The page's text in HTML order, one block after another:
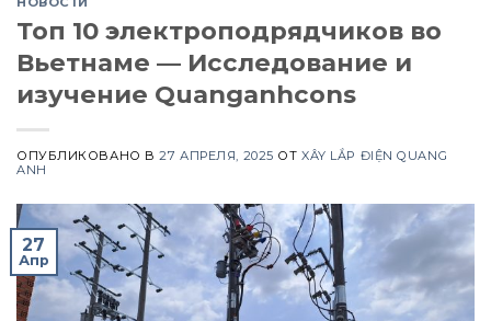
Топ 10 электроподрядчиков во
Вьетнаме — Исследование и
изучение Quanganhcons
ОПУБЛИКОВАНО В27 АПРЕЛЯ, 2025 ОТXÂY LẮP ĐIỆN QUANG
ANH
27
Апр